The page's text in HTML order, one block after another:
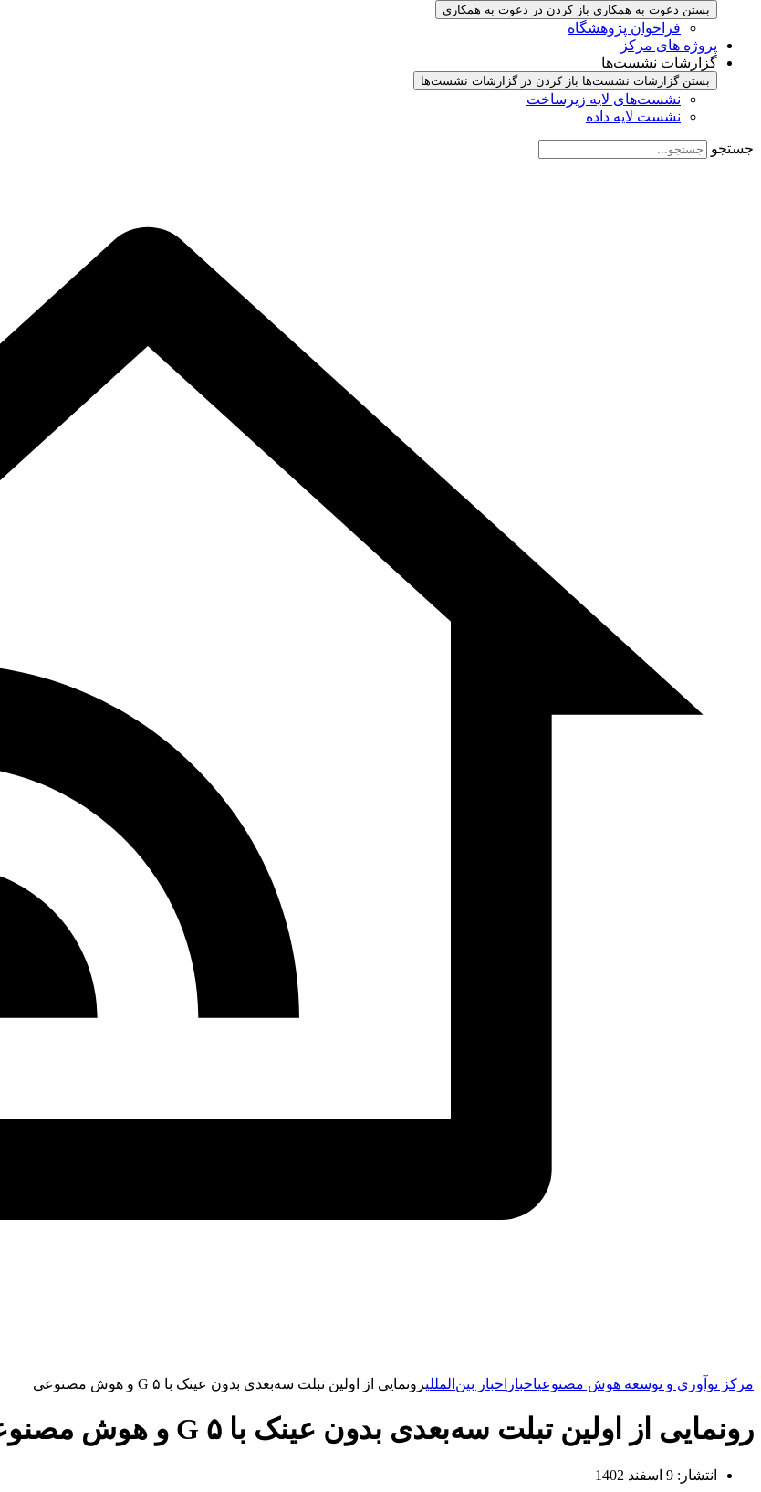
بستن دعوت به همکاری باز کردن در دعوت به همکاری
فراخوان پژوهشگاه
پروژه های مرکز
گزارشات نشست‌ها
بستن گزارشات نشست‌ها باز کردن در گزارشات نشست‌ها
نشست‌‌های لایه زیرساخت
نشست لایه داده
جستجو
مرکز نوآوری و توسعه هوش مصنوعیاخبار اخبار بین‌المللیرونمایی از اولین تبلت سه‌بعدی بدون عینک با ۵ G و هوش مصنوعی
رونمایی از اولین تبلت سه‌بعدی بدون عینک با ۵ G و هوش مصنوعی
انتشار: 9 اسفند 1402